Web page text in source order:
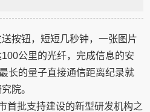
按钮，短短几秒钟，一张图片
公里的光纤，完成信息的安
长的量子直接通信距离纪录就
院。
首批支持建设的新型研发机构之